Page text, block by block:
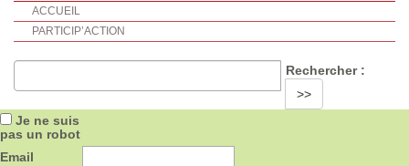
ACCUEIL
PARTICIP’ACTION
Rechercher :
>>
Je ne suis
pas un robot
Email